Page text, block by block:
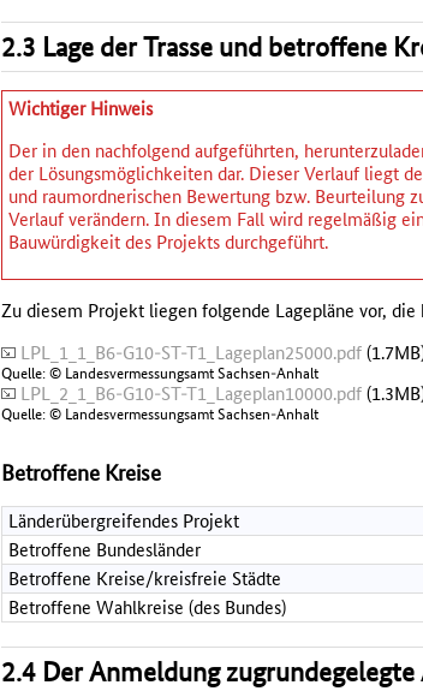
2.3 Lage der Trasse und betroffene
Wichtiger Hinweis
Der in den nachfolgend aufgeführten,
der Lösungsmöglichkeiten dar. Dieser Verlauf liegt
und raumordnerischen Bewertung bzw. Beurteilung
Verlauf verändern. In diesem Fall wird regelmäßig
Bauwürdigkeit des Projekts durchgeführt.
Zu diesem Projekt liegen folgende Lagepläne vor,
LPL_1_1_B6-G10-ST-T1_Lageplan25000.pdf
Quelle: © Landesvermessungsamt Sachsen-Anhalt
LPL_2_1_B6-G10-ST-T1_Lageplan10000.pdf
Quelle: © Landesvermessungsamt Sachsen-Anhalt
Betroffene Kreise
Länderübergreifendes Projekt
Betroffene Bundesländer
Betroffene Kreise/kreisfreie Städte
Betroffene Wahlkreise (des Bundes)
2.4 Der Anmeldung